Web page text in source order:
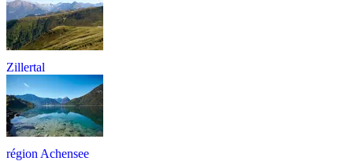
Zillertal
région Achensee